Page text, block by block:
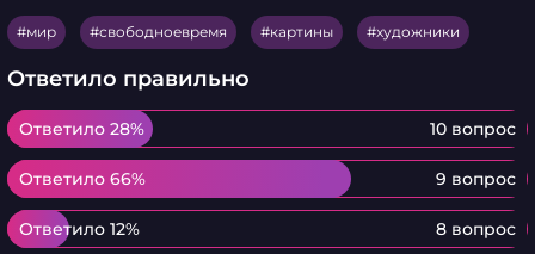
мир свободноевремя картины художники
Ответило правильно
Ответило 28% 10 вопрос
Ответило 28%
Ответило 66% 9 вопрос
Ответило 66%
Ответило 12% 8 вопрос
Ответило 12%